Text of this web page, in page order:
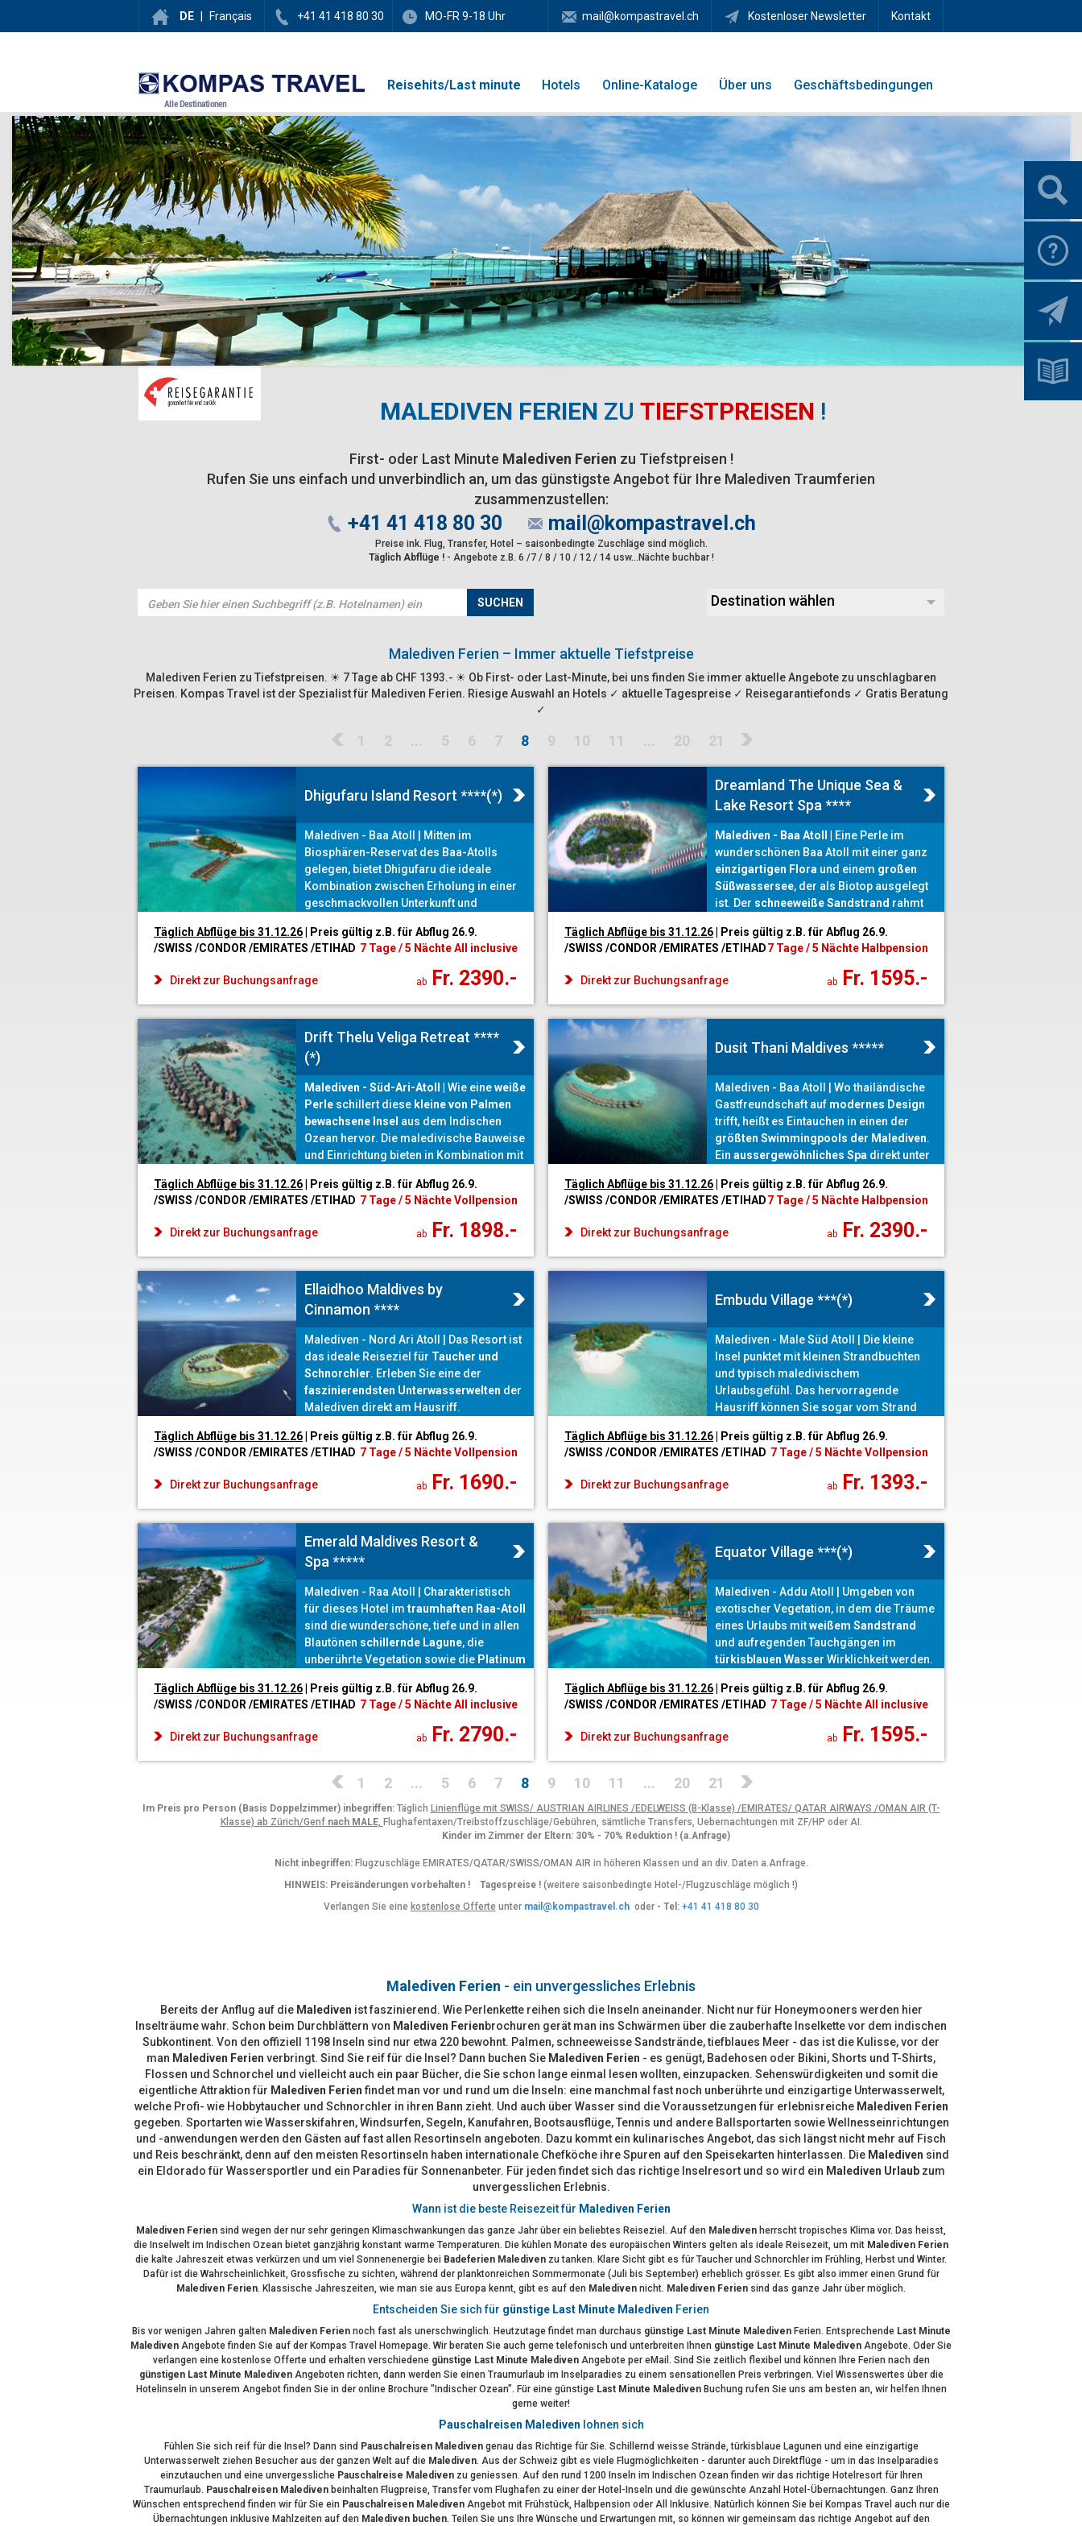
DE Français +41 41 418 80 30 MO-FR 9-18 Uhr mail@kompastravel.ch Kostenloser Newsletter Kontakt
Alle Destinationen
Reisehits/Last minute Hotels Online-Kataloge Über uns Geschäftsbedingungen
MALEDIVEN FERIEN ZU TIEFSTPREISEN !
First- oder Last Minute Malediven Ferien zu Tiefstpreisen !
Rufen Sie uns einfach und unverbindlich an, um das günstigste Angebot für Ihre Malediven Traumferien
zusammenzustellen:
+41 41 418 80 30 mail@kompastravel.ch
Preise ink. Flug, Transfer, Hotel – saisonbedingte Zuschläge sind möglich.
Täglich Abflüge !- Angebote z.B. 6 /7 / 8 / 10 / 12 / 14 usw...Nächte buchbar !
SUCHEN Destination wählen
Malediven Ferien – Immer aktuelle Tiefstpreise
Malediven Ferien zu Tiefstpreisen. ☀ 7 Tage ab CHF 1393.- ☀ Ob First- oder Last-Minute, bei uns finden Sie immer aktuelle Angebote zu unschlagbaren
Preisen. Kompas Travel ist der Spezialist für Malediven Ferien. Riesige Auswahl an Hotels ✓ aktuelle Tagespreise ✓ Reisegarantiefonds ✓ Gratis Beratung
✓
1 2 ... 5 6 7 8 9 10 11 ... 20 21
Dhigufaru Island Resort ****(*)
Malediven - Baa Atoll | Mitten im
Biosphären-Reservat des Baa-Atolls
gelegen, bietet Dhigufaru die ideale
Kombination zwischen Erholung in einer
geschmackvollen Unterkunft und
Unterwasserwelt.
Täglich Abflüge bis 31.12.26 | Preis gültig z.B. für Abflug 26.9.
/SWISS /CONDOR /EMIRATES /ETIHAD 7 Tage / 5 Nächte All inclusive
Direkt zur Buchungsanfrage ab Fr. 2390.-
Dreamland The Unique Sea &
Lake Resort Spa ****
Malediven - Baa Atoll |
Eine Perle im
wunderschönen Baa Atoll mit einer ganz
einzigartigen Flora und einem großen
Süßwassersee, der als Biotop ausgelegt
ist. Der schneeweiße Sandstrand rahmt
Puderzucker bestäubt ein.
Täglich Abflüge bis 31.12.26 | Preis gültig z.B. für Abflug 26.9.
/SWISS /CONDOR /EMIRATES /ETIHAD7 Tage / 5 Nächte Halbpension
Direkt zur Buchungsanfrage ab Fr. 1595.-
Drift Thelu Veliga Retreat ****
(*)
Malediven - Süd-Ari-Atoll | Wie eineweiße
Perleschillert diese kleine von Palmen
bewachsene Insel aus dem Indischen
Ozean hervor. Die maledivische Bauweise
und Einrichtung bieten in Kombination mit
Küche die perfekte Grundlage, um die
Seele baumelnzu lassen.
Täglich Abflüge bis 31.12.26 | Preis gültig z.B. für Abflug 26.9.
/SWISS /CONDOR /EMIRATES /ETIHAD 7 Tage / 5 Nächte Vollpension
Direkt zur Buchungsanfrage ab Fr. 1898.-
Dusit Thani Maldives *****
Malediven - Baa Atoll | Wo thailändische
Gastfreundschaft auf modernes Design
trifft, heißt es Eintauchen in einen der
größten Swimmingpools der Malediven.
Ein aussergewöhnliches Spa direkt unter
Biosphärenreservat bieten ein
unvergeßliches Erlebnis.
Täglich Abflüge bis 31.12.26 | Preis gültig z.B. für Abflug 26.9.
/SWISS /CONDOR /EMIRATES /ETIHAD7 Tage / 5 Nächte Halbpension
Direkt zur Buchungsanfrage ab Fr. 2390.-
Ellaidhoo Maldives by
Cinnamon ****
Malediven - Nord Ari Atoll | Das Resort ist
das ideale Reiseziel für Taucher und
Schnorchler. Erleben Sie eine der
faszinierendsten Unterwasserwelten der
Malediven direkt am Hausriff.
Täglich Abflüge bis 31.12.26 | Preis gültig z.B. für Abflug 26.9.
/SWISS /CONDOR /EMIRATES /ETIHAD 7 Tage / 5 Nächte Vollpension
Direkt zur Buchungsanfrage ab Fr. 1690.-
Embudu Village ***(*)
Malediven - Male Süd Atoll | Die kleine
Insel punktet mit kleinen Strandbuchten
und typisch maledivischem
Urlaubsgefühl. Das hervorragende
Hausriff können Sie sogar vom Strand
extrem steile Riff The Wall sind nur zwei
von mehr als 30 Top-Tauchplätzen!
Täglich Abflüge bis 31.12.26 | Preis gültig z.B. für Abflug 26.9.
/SWISS /CONDOR /EMIRATES /ETIHAD 7 Tage / 5 Nächte Vollpension
Direkt zur Buchungsanfrage ab Fr. 1393.-
Emerald Maldives Resort &
Spa *****
Malediven - Raa Atoll | Charakteristisch
für dieses Hotel im traumhaften Raa-Atoll
sind die wunderschöne, tiefe und in allen
Blautönen schillernde Lagune, die
unberührte Vegetation sowie die Platinum
keine Wünsche offen lässt.
Täglich Abflüge bis 31.12.26 | Preis gültig z.B. für Abflug 26.9.
/SWISS /CONDOR /EMIRATES /ETIHAD 7 Tage / 5 Nächte All inclusive
Direkt zur Buchungsanfrage ab Fr. 2790.-
Equator Village ***(*)
Malediven - Addu Atoll | Umgeben von
exotischer Vegetation, in dem die Träume
eines Urlaubs mitweißem Sandstrand
und aufregenden Tauchgängen im
türkisblauen Wasser Wirklichkeit werden.
Vogelgezwitscher unter freiem Himmel
verwöhnt die Sinne.
Täglich Abflüge bis 31.12.26 | Preis gültig z.B. für Abflug 26.9.
/SWISS /CONDOR /EMIRATES /ETIHAD 7 Tage / 5 Nächte All inclusive
Direkt zur Buchungsanfrage ab Fr. 1595.-
1 2 ... 5 6 7 8 9 10 11 ... 20 21
Im Preis pro Person (Basis Doppelzimmer) inbegriffen:Täglich Linienflüge mit SWISS/ AUSTRIAN AIRLINES /EDELWEISS (B-Klasse) /EMIRATES/ QATAR AIRWAYS /OMAN AIR (T-
Klasse) ab Zürich/Genf nach MALE, Flughafentaxen/Treibstoffzuschläge/Gebühren, sämtliche Transfers, Uebernachtungen mit ZF/HP oder AI.
Kinder im Zimmer der Eltern: 30% - 70% Reduktion ! (a.Anfrage)
Nicht inbegriffen:Flugzuschläge EMIRATES/QATAR/SWISS/OMAN AIR in höheren Klassen und an div. Daten a.Anfrage.
HINWEIS: Preisänderungen vorbehalten ! Tagespreise ! (weitere saisonbedingte Hotel-/Flugzuschläge möglich !)
Verlangen Sie eine kostenlose Offerteunter mail@kompastravel.ch oder- Tel: +41 41 418 80 30
Malediven Ferien - ein unvergessliches Erlebnis
Bereits der Anflug auf die Malediven ist faszinierend. Wie Perlenkette reihen sich die Inseln aneinander. Nicht nur für Honeymooners werden hier
Inselträume wahr. Schon beim Durchblättern von Malediven Ferienbrochuren gerät man ins Schwärmen über die zauberhafte Inselkette vor dem indischen
Subkontinent. Von den offiziell 1198 Inseln sind nur etwa 220 bewohnt. Palmen, schneeweisse Sandstrände, tiefblaues Meer - das ist die Kulisse, vor der
man Malediven Ferien verbringt. Sind Sie reif für die Insel? Dann buchen Sie Malediven Ferien - es genügt, Badehosen oder Bikini, Shorts und T-Shirts,
Flossen und Schnorchel und vielleicht auch ein paar Bücher, die Sie schon lange einmal lesen wollten, einzupacken. Sehenswürdigkeiten und somit die
eigentliche Attraktion für Malediven Ferienfindet man vor und rund um die Inseln: eine manchmal fast noch unberührte und einzigartige Unterwasserwelt,
welche Profi- wie Hobbytaucher und Schnorchler in ihren Bann zieht. Und auch über Wasser sind die Voraussetzungen für erlebnisreiche Malediven Ferien
gegeben. Sportarten wie Wasserskifahren, Windsurfen, Segeln, Kanufahren, Bootsausflüge, Tennis und andere Ballsportarten sowie Wellnesseinrichtungen
und -anwendungen werden den Gästen auf fast allen Resortinseln angeboten. Dazu kommt ein kulinarisches Angebot, das sich längst nicht mehr auf Fisch
und Reis beschränkt, denn auf den meisten Resortinseln haben internationale Chefköche ihre Spuren auf den Speisekarten hinterlassen. Die Malediven sind
ein Eldorado für Wassersportler und ein Paradies für Sonnenanbeter. Für jeden findet sich das richtige Inselresort und so wird ein Malediven Urlaubzum
unvergesslichen Erlebnis.
Wann ist die beste Reisezeit für Malediven Ferien
Malediven Ferien sind wegen der nur sehr geringen Klimaschwankungen das ganze Jahr über ein beliebtes Reiseziel. Auf den Malediven herrscht tropisches Klima vor. Das heisst,
die Inselwelt im Indischen Ozean bietet ganzjährig konstant warme Temperaturen. Die kühlen Monate des europäischen Winters gelten als ideale Reisezeit, um mit Malediven Ferien
die kalte Jahreszeit etwas verkürzen und um viel Sonnenenergie bei Badeferien Malediven zu tanken. Klare Sicht gibt es für Taucher und Schnorchler im Frühling, Herbst und Winter.
Dafür ist die Wahrscheinlichkeit, Grossfische zu sichten, während der planktonreichen Sommermonate (Juli bis September) erheblich grösser. Es gibt also immer einen Grund für
Malediven Ferien. Klassische Jahreszeiten, wie man sie aus Europa kennt, gibt es auf den Malediven nicht. Malediven Ferien sind das ganze Jahr über möglich.
Entscheiden Sie sich für günstige Last Minute Malediven Ferien
Bis vor wenigen Jahren galten Malediven Feriennoch fast als unerschwinglich. Heutzutage findet man durchaus günstige Last Minute MaledivenFerien. Entsprechende Last Minute
Malediven Angebote finden Sie auf der Kompas Travel Homepage. Wir beraten Sie auch gerne telefonisch und unterbreiten Ihnen günstige Last Minute Malediven Angebote. Oder Sie
verlangen eine kostenlose Offerte und erhalten verschiedene günstige Last Minute MaledivenAngebote per eMail. Sind Sie zeitlich flexibel und können Ihre Ferien nach den
günstigen Last Minute MaledivenAngeboten richten, dann werden Sie einen Traumurlaub im Inselparadies zu einem sensationellen Preis verbringen. Viel Wissenswertes über die
Hotelinseln in unserem Angebot finden Sie in der online Brochure "Indischer Ozean". Für eine günstige Last Minute MaledivenBuchung rufen Sie uns am besten an, wir helfen Ihnen
gerne weiter!
Pauschalreisen Malediven lohnen sich
Fühlen Sie sich reif für die Insel? Dann sind Pauschalreisen Maledivengenau das Richtige für Sie. Schillernd weisse Strände, türkisblaue Lagunen und eine einzigartige
Unterwasserwelt ziehen Besucher aus der ganzen Welt auf die Malediven. Aus der Schweiz gibt es viele Flugmöglichkeiten - darunter auch Direktflüge - um in das Inselparadies
einzutauchen und eine unvergessliche Pauschalreise Maledivenzu geniessen. Auf den rund 1200 Inseln im Indischen Ozean finden wir das richtige Hotelresort für Ihren
Traumurlaub. Pauschalreisen Maledivenbeinhalten Flugpreise, Transfer vom Flughafen zu einer der Hotel-Inseln und die gewünschte Anzahl Hotel-Übernachtungen. Ganz Ihren
Wünschen entsprechend finden wir für Sie ein Pauschalreisen MaledivenAngebot mit Frühstück, Halbpension oder All Inklusive. Natürlich können Sie bei Kompas Travel auch nur die
Übernachtungen inklusive Mahlzeiten auf den Malediven buchen. Teilen Sie uns Ihre Wünsche und Erwartungen mit, so können wir gemeinsam das richtige Angebot auf den